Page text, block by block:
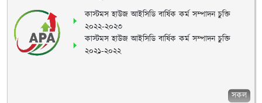
কাস্টমস হাউজ আইসিডি বার্ষিক কর্ম সম্পাদন চুক্তি
২০২২-২০২৩
কাস্টমস হাউজ আইসিডি বার্ষিক কর্ম সম্পাদন চুক্তি
২০২১-২০২২
সকল